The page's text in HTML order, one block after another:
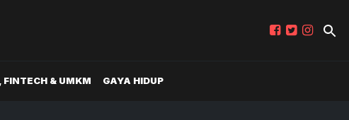
FINTECH & UMKM GAYA HIDUP